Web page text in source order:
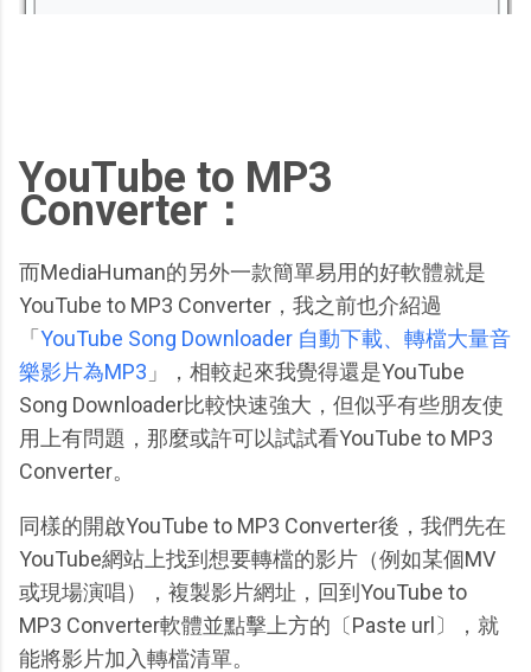
YouTube to MP3
Converter：
而MediaHuman的另外一款簡單易用的好軟體就是
YouTube to MP3 Converter，我之前也介紹過
「 YouTube Song Downloader 自動下載、轉檔大量音
樂影片為MP3 」，相較起來我覺得還是YouTube
Song Downloader比較快速強大，但似乎有些朋友使
用上有問題，那麼或許可以試試看YouTube to MP3
Converter。
同樣的開啟YouTube to MP3 Converter後，我們先在
YouTube網站上找到想要轉檔的影片（例如某個MV
或現場演唱），複製影片網址，回到YouTube to
MP3 Converter軟體並點擊上方的〔Paste url〕，就
能將影片加入轉檔清單。